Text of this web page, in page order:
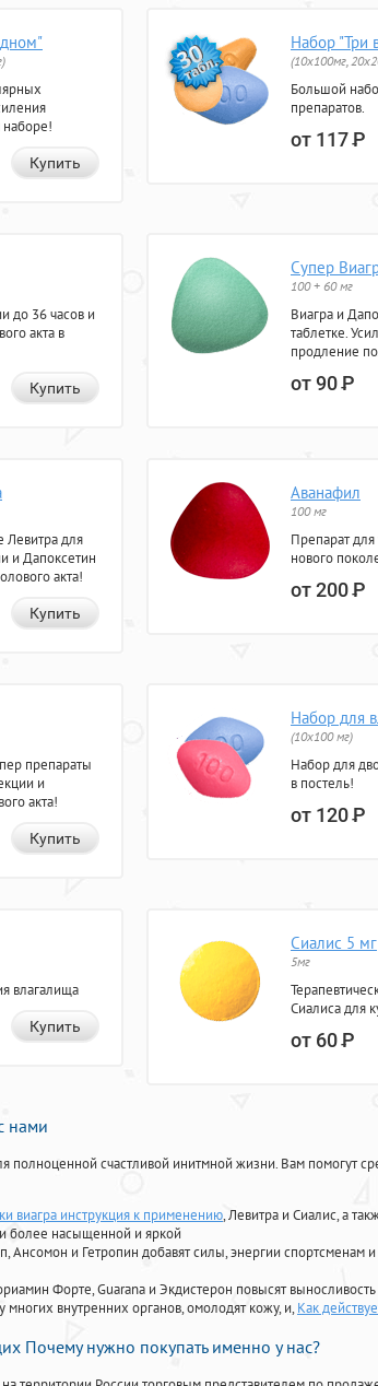
Купить
Набор "Три
(10x100мг,
Большой
препаратов.
от 117Р
до 36 часов и
акта в
Купить
Супер
100 + 60 мг
Виагра и
таблетке.
продление
от 90Р
Левитра для
и Дапоксетин
акта!
Купить
Аванафил
100 мг
Препарат
нового
от 200Р
препараты
и
акта!
Купить
Набор для
(10х100 мг)
Набор для
в постель!
от 120Р
влагалища
Купить
Сиалис 5 мг
5мг
Сиалиса для
от 60Р
нами
полноценной счастливой инитмной жизни. Вам помогут
виагра инструкция к применению, Левитра и Сиалис, а
более насыщенной и яркой
Ансомон и Гетропин добавят силы, энергии спортсменам
Форте, Guarana и Экдистерон повысят выносливость
многих внутренних органов, омолодят кожу, и, Как
Почему нужно покупать именно у нас?